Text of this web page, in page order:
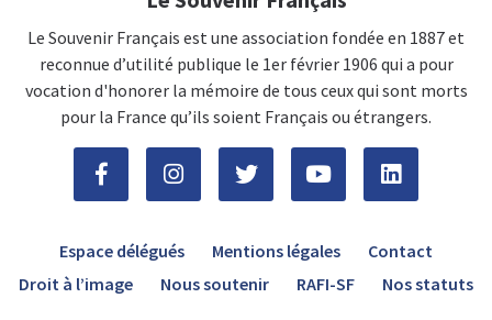
Le Souvenir Français est une association fondée en 1887 et
reconnue d’utilité publique le 1er février 1906 qui a pour
vocation d'honorer la mémoire de tous ceux qui sont morts
pour la France qu’ils soient Français ou étrangers.
Espace délégués Mentions légales
Contact
Droit à l’image
Nous soutenir RAFI-SF Nos statuts